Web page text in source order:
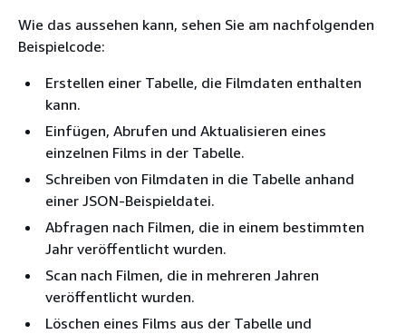
Wie das aussehen kann, sehen Sie am nachfolgenden
Beispielcode:
Erstellen einer Tabelle, die Filmdaten enthalten
kann.
Einfügen, Abrufen und Aktualisieren eines
einzelnen Films in der Tabelle.
Schreiben von Filmdaten in die Tabelle anhand
einer JSON-Beispieldatei.
Abfragen nach Filmen, die in einem bestimmten
Jahr veröffentlicht wurden.
Scan nach Filmen, die in mehreren Jahren
veröffentlicht wurden.
Löschen eines Films aus der Tabelle und